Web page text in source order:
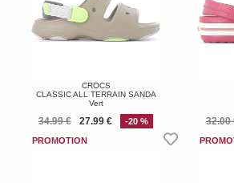
CROCS
CLASSIC ALL TERRAIN SANDA
Vert
34.99 € 27.99 € -20 % 32.00